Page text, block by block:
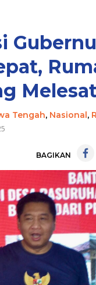
Tengah, Nasional,
BAGIKAN